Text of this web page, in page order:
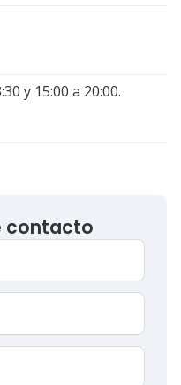
y 15:00 a 20:00.
contacto